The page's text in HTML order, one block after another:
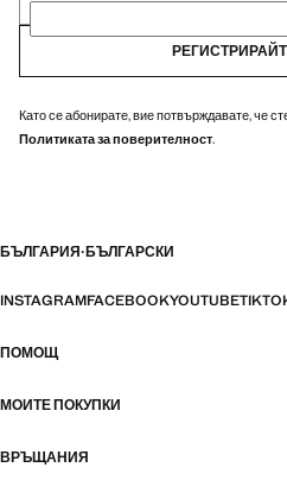
Като се абонирате, вие потвърждавате, че
Политиката за поверителност.
БЪЛГАРИЯ·БЪЛГАРСКИ
INSTAGRAMFACEBOOKYOUTUBE
ПОМОЩ
МОИТЕ ПОКУПКИ
ВРЪЩАНИЯ